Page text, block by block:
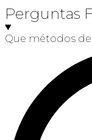
Perguntas
Que métodos